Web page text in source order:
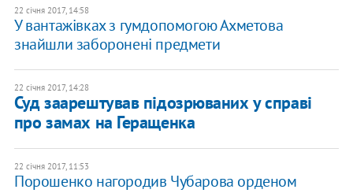
22 січня 2017, 14:58
У вантажівках з гумдопомогою Ахметова
знайшли заборонені предмети
22 січня 2017, 14:28
Суд заарештував підозрюваних у справі
про замах на Геращенка
22 січня 2017, 11:53
Порошенко нагородив Чубарова орденом